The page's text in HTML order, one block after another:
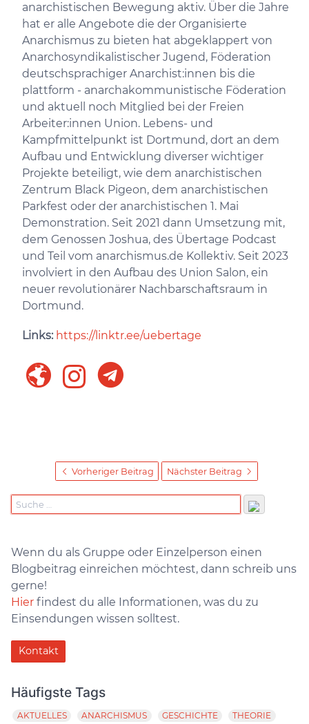
anarchistischen Bewegung aktiv. Über die Jahre
hat er alle Angebote die der Organisierte
Anarchismus zu bieten hat abgeklappert von
Anarchosyndikalistischer Jugend, Föderation
deutschsprachiger Anarchist:innen bis die
plattform - anarchakommunistische Föderation
und aktuell noch Mitglied bei der Freien
Arbeiter:innen Union. Lebens- und
Kampfmittelpunkt ist Dortmund, dort an dem
Aufbau und Entwicklung diverser wichtiger
Projekte beteiligt, wie dem anarchistischen
Zentrum Black Pigeon, dem anarchistischen
Parkfest oder der anarchistischen 1. Mai
Demonstration. Seit 2021 dann Umsetzung mit,
dem Genossen Joshua, des Übertage Podcast
und Teil vom anarchismus.de Kollektiv. Seit 2023
involviert in den Aufbau des Union Salon, ein
neuer revolutionärer Nachbarschaftsraum in
Dortmund.
Links: https://linktr.ee/uebertage
Vorheriger Beitrag Nächster Beitrag
Wenn du als Gruppe oder Einzelperson einen
Blogbeitrag einreichen möchtest, dann schreib uns
gerne!
Hier findest du alle Informationen, was du zu
Einsendungen wissen solltest.
Kontakt
Häufigste Tags
AKTUELLES ANARCHISMUS GESCHICHTE
THEORIE